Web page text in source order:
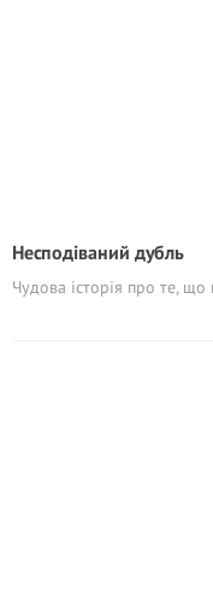
Несподіваний дубль
Чудова історія про те, що